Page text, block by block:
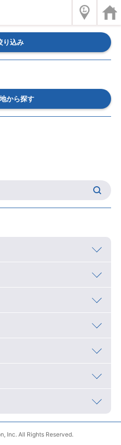
り込み
から探す
Inc. All Rights Reserved.